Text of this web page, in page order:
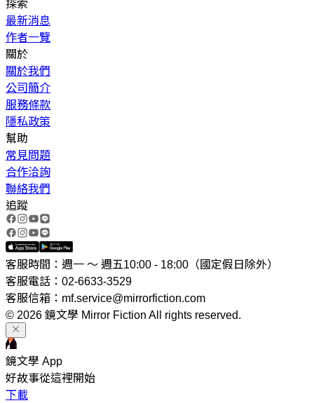
探索
最新消息
作者一覽
關於
關於我們
公司簡介
服務條款
隱私政策
幫助
常見問題
合作洽詢
聯絡我們
追蹤
客服時間：週一 ～ 週五10:00 - 18:00（國定假日除外）
客服電話：02-6633-3529
客服信箱：mf.service@mirrorfiction.com
© 2026 鏡文學 Mirror Fiction All rights reserved.
鏡文學 App
好故事從這裡開始
下載